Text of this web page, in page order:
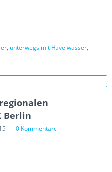
, unterwegs mit Havelwasser,
Berlin
0 Kommentare